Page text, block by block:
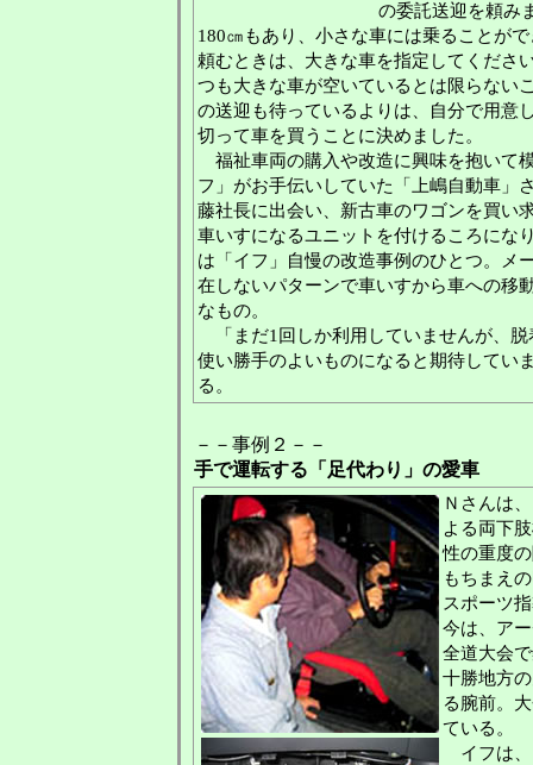
の委託送迎を頼み
180㎝もあり、小さな車には乗ることが
頼むときは、大きな車を指定してくださ
つも大きな車が空いているとは限らない
の送迎も待っているよりは、自分で用意
切って車を買うことに決めました。
福祉車両の購入や改造に興味を抱いて
フ」がお手伝いしていた「上嶋自動車」
藤社長に出会い、新古車のワゴンを買い
車いすになるユニットを付けるころにな
は「イフ」自慢の改造事例のひとつ。メ
在しないパターンで車いすから車への移
なもの。
「まだ1回しか利用していませんが、脱
使い勝手のよいものになると期待してい
る。
－－事例２－－
手で運転する「足代わり」の愛車
Ｎさんは
よる両下
性の重度
もちまえ
スポーツ
今は、ア
全道大会
十勝地方
る腕前。
ている。
イフは、